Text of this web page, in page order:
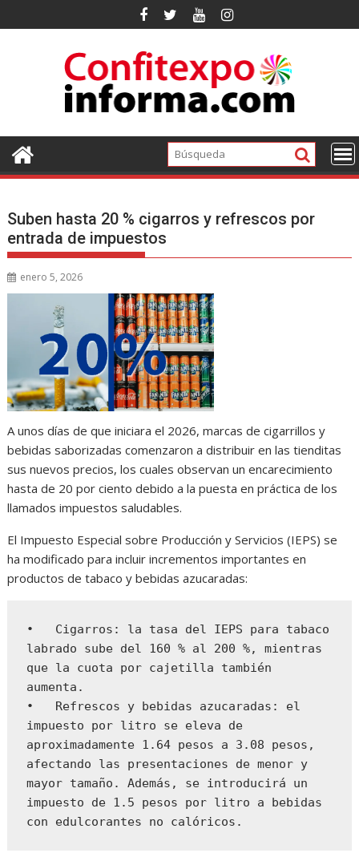
al
Suben hasta 20 % cigarros y refrescos por
entrada de impuestos
enero 5, 2026
A unos días de que iniciara el 2026, marcas de cigarrillos y
bebidas saborizadas comenzaron a distribuir en las tienditas
sus nuevos precios, los cuales observan un encarecimiento
hasta de 20 por ciento debido a la puesta en práctica de los
llamados impuestos saludables.
El Impuesto Especial sobre Producción y Servicios (IEPS) se
ha modificado para incluir incrementos importantes en
productos de tabaco y bebidas azucaradas:
•   Cigarros: la tasa del IEPS para tabaco
labrado sube del 160 % al 200 %, mientras
que la cuota por cajetilla también
aumenta.
•   Refrescos y bebidas azucaradas: el
impuesto por litro se eleva de
aproximadamente 1.64 pesos a 3.08 pesos,
afectando las presentaciones de menor y
mayor tamaño. Además, se introducirá un
impuesto de 1.5 pesos por litro a bebidas
con edulcorantes no calóricos.